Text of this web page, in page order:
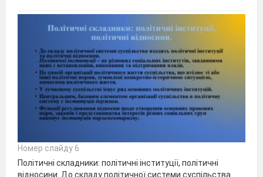
Номер слайду 6
Політичні складники: політичні інституції, політичні
відносини. До складу політичної системи суспільства